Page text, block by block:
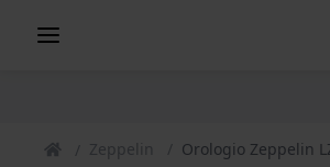
Zeppelin Orologio Zeppelin